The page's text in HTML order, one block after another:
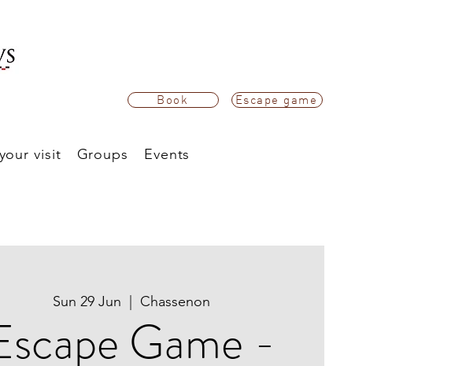
Book Escape game
visit Groups
Events
Sun 29 Jun Chassenon
Game -